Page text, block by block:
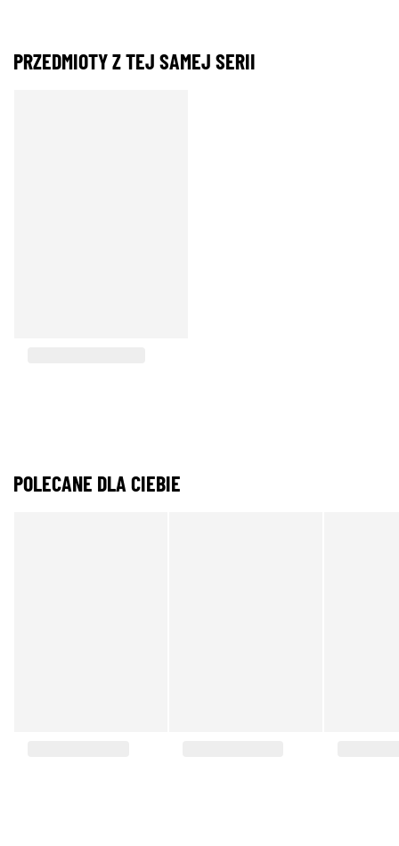
PRZEDMIOTY Z TEJ SAMEJ SERII
POLECANE DLA CIEBIE